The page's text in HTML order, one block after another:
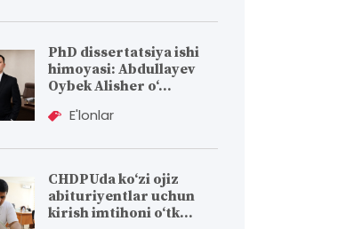
PhD dissertatsiya ishi
himoyasi: Abdullayev
Oybek Alisher o‘...
E'lonlar
CHDPUda ko‘zi ojiz
abituriyentlar uchun
kirish imtihoni o‘tk...